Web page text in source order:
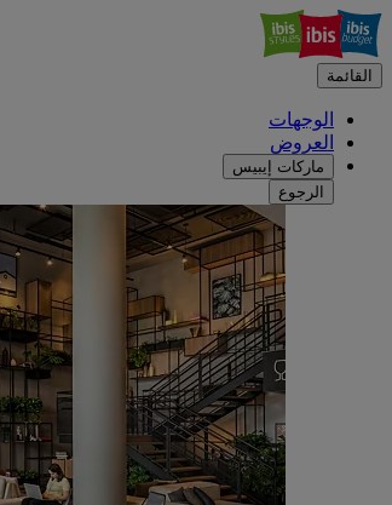
القائمة
الوجهات
العروض
ماركات إيبيس
الرجوع